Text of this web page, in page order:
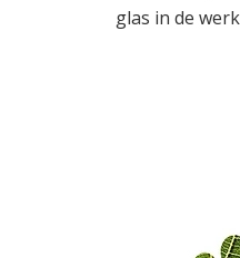
glas in de